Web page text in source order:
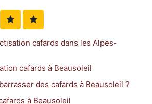
cafards dans les Alpes-
cafards à Beausoleil
des cafards à Beausoleil ?
à Beausoleil